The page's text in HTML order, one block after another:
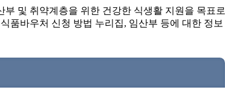
및 취약계층을 위한 건강한 식생활 지원을 목표로
품바우처 신청 방법 누리집, 임산부 등에 대한 정보